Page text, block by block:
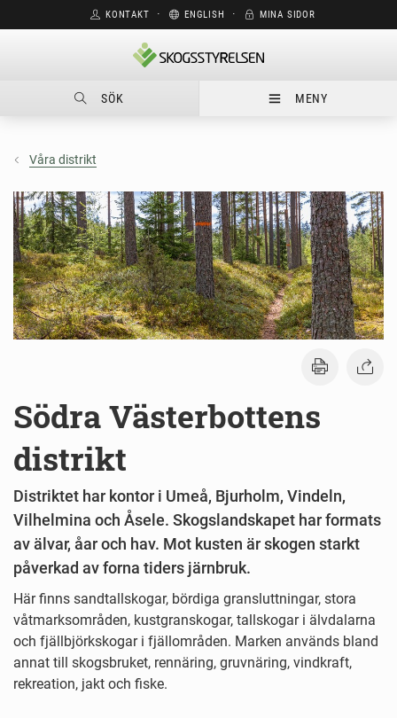
KONTAKT ⋅ ENGLISH ⋅ MINA SIDOR
SÖK MENY
Våra distrikt
Södra Västerbottens
distrikt
Distriktet har kontor i Umeå, Bjurholm, Vindeln,
Vilhelmina och Åsele. Skogslandskapet har formats
av älvar, åar och hav. Mot kusten är skogen starkt
påverkad av forna tiders järnbruk.
Här finns sandtallskogar, bördiga gransluttningar, stora
våtmarksområden, kustgranskogar, tallskogar i älvdalarna
och fjällbjörkskogar i fjällområden. Marken används bland
annat till skogsbruket, rennäring, gruvnäring, vindkraft,
rekreation, jakt och fiske.